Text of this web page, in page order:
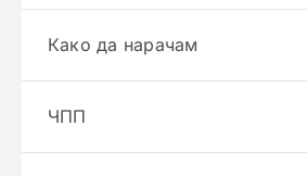
Како да нарачам
ЧПП